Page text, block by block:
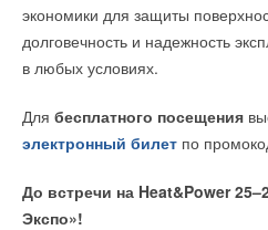
экономики для защиты
долговечность и надежность
в любых условиях.
Для бесплатного посещения
электронный билет по
До встречи на Heat&Power
Экспо»!
Комментарии
ВСем известно, как существенно, в
например, деревянных дверей.
В этой теме еще нет комментариев
Ваше имя *
Ваш E-mail *